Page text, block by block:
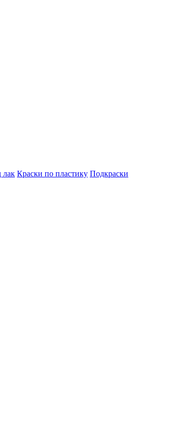
лак Краски по пластику Подкраски